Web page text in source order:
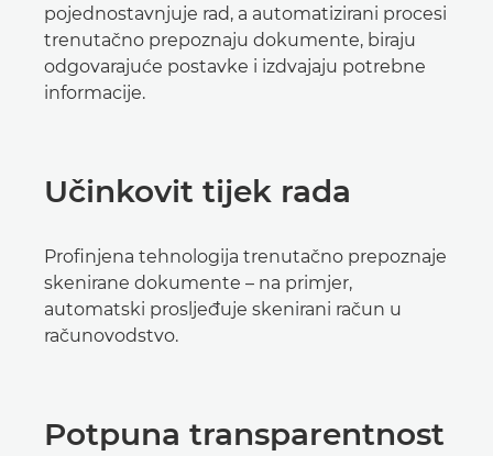
pojednostavnjuje rad, a automatizirani procesi
trenutačno prepoznaju dokumente, biraju
odgovarajuće postavke i izdvajaju potrebne
informacije.
Učinkovit tijek rada
Profinjena tehnologija trenutačno prepoznaje
skenirane dokumente – na primjer,
automatski prosljeđuje skenirani račun u
računovodstvo.
Potpuna transparentnost